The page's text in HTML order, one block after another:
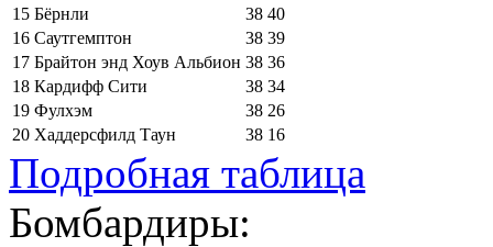
15 Бёрнли 38 40
16 Саутгемптон 38 39
17 Брайтон энд Хоув Альбион 38 36
18 Кардифф Сити 38 34
19 Фулхэм 38 26
20 Хаддерсфилд Таун 38 16
Подробная таблица
Бомбардиры: